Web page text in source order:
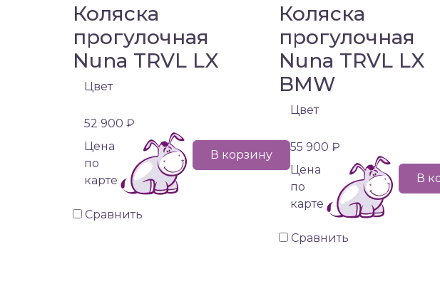
Коляска
прогулочная
Nuna TRVL LX
Цвет
52 900 ₽
Цена
по
карте
В корзину
Сравнить
Коляска
прогулочная
Nuna TRVL LX
BMW
Цвет
55 900 ₽
Цена
по
карте
В
Сравнить